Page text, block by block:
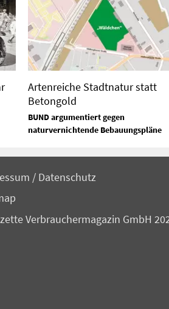
Artenreiche Stadtnatur statt
Betongold
BUND argumentiert gegen
naturvernichtende Bebauungspläne
/ Datenschutz
Verbrauchermagazin GmbH